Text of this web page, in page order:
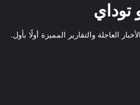
توداي
العاجلة والتقارير المميزة أولًا بأول.